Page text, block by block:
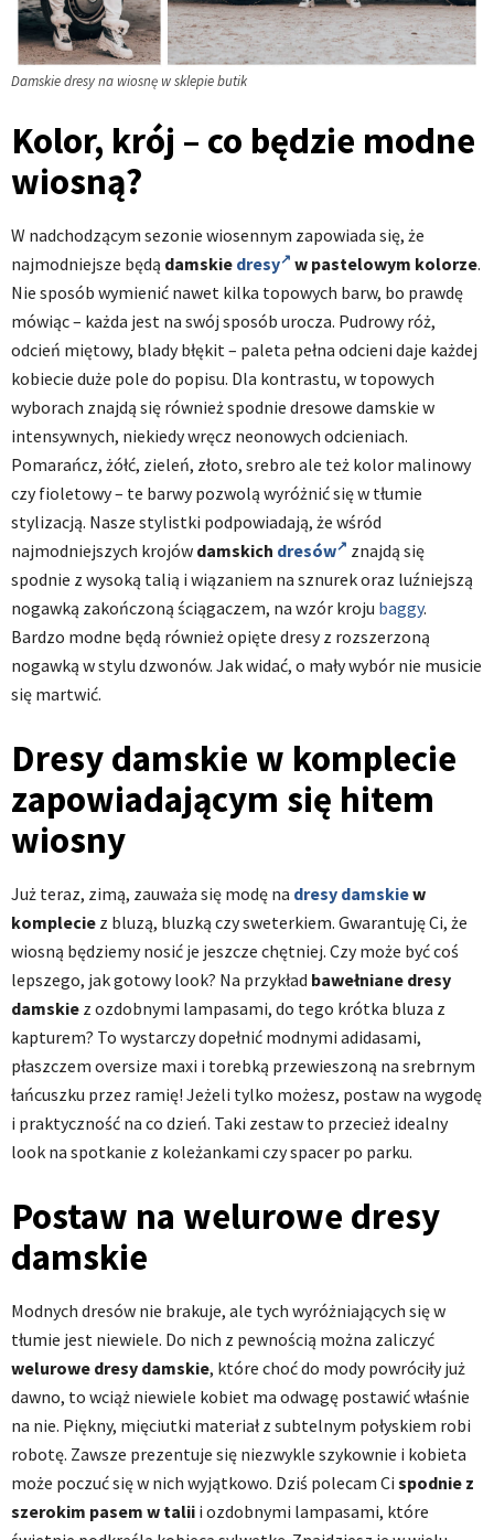
Damskie dresy na wiosnę w sklepie butik
Kolor, krój – co będzie modne
wiosną?
W nadchodzącym sezonie wiosennym zapowiada się, że
najmodniejsze będą damskie dresy w pastelowym kolorze.
Nie sposób wymienić nawet kilka topowych barw, bo prawdę
mówiąc – każda jest na swój sposób urocza. Pudrowy róż,
odcień miętowy, blady błękit – paleta pełna odcieni daje każdej
kobiecie duże pole do popisu. Dla kontrastu, w topowych
wyborach znajdą się również spodnie dresowe damskie w
intensywnych, niekiedy wręcz neonowych odcieniach.
Pomarańcz, żółć, zieleń, złoto, srebro ale też kolor malinowy
czy fioletowy – te barwy pozwolą wyróżnić się w tłumie
stylizacją. Nasze stylistki podpowiadają, że wśród
najmodniejszych krojów damskich dresów
znajdą się
spodnie z wysoką talią i wiązaniem na sznurek oraz luźniejszą
nogawką zakończoną ściągaczem, na wzór kroju baggy.
Bardzo modne będą również opięte dresy z rozszerzoną
nogawką w stylu dzwonów. Jak widać, o mały wybór nie musicie
się martwić.
Dresy damskie w komplecie
zapowiadającym się hitem
wiosny
Już teraz, zimą, zauważa się modę na dresy damskiew
komplecie z bluzą, bluzką czy sweterkiem. Gwarantuję Ci, że
wiosną będziemy nosić je jeszcze chętniej. Czy może być coś
lepszego, jak gotowy look? Na przykład bawełniane dresy
damskie z ozdobnymi lampasami, do tego krótka bluza z
kapturem? To wystarczy dopełnić modnymi adidasami,
płaszczem oversize maxi i torebką przewieszoną na srebrnym
łańcuszku przez ramię! Jeżeli tylko możesz, postaw na wygodę
i praktyczność na co dzień. Taki zestaw to przecież idealny
look na spotkanie z koleżankami czy spacer po parku.
Postaw na welurowe dresy
damskie
Modnych dresów nie brakuje, ale tych wyróżniających się w
tłumie jest niewiele. Do nich z pewnością można zaliczyć
welurowe dresy damskie, które choć do mody powróciły już
dawno, to wciąż niewiele kobiet ma odwagę postawić właśnie
na nie. Piękny, mięciutki materiał z subtelnym połyskiem robi
robotę. Zawsze prezentuje się niezwykle szykownie i kobieta
może poczuć się w nich wyjątkowo. Dziś polecam Ci spodnie z
szerokim pasem w talii i ozdobnymi lampasami, które